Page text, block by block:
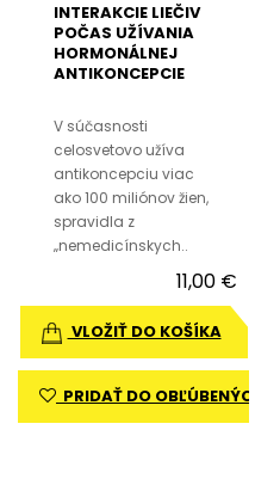
INTERAKCIE LIEČIV
POČAS UŽÍVANIA
HORMONÁLNEJ
ANTIKONCEPCIE
V súčasnosti
celosvetovo užíva
antikoncepciu viac
ako 100 miliónov žien,
spravidla z
„nemedicínskych..
11,00 €
VLOŽIŤ DO KOŠÍKA
PRIDAŤ DO OBĽÚBENÝCH